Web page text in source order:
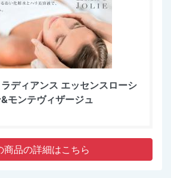
ディアンス エッセンスローシ
&モンテヴィザージュ
商品の詳細はこちら